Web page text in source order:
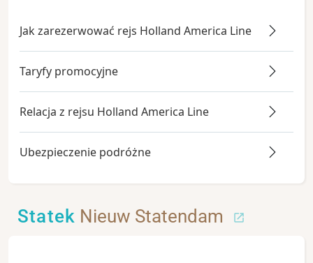
Jak zarezerwować rejs Holland America Line
Taryfy promocyjne
Relacja z rejsu Holland America Line
Ubezpieczenie podróżne
Statek Nieuw Statendam